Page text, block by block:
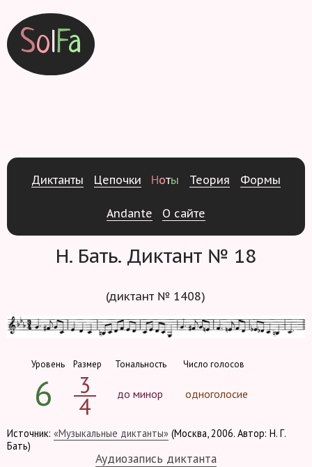
SolFa
Диктанты Цепочки Ноты Теория Формы
Andante О сайте
Н. Бать. Диктант № 18
(диктант № 1408)
Уровень
6
Размер
3
4
Тональность
до минор
Число голосов
одноголосие
Источник: «Музыкальные диктанты» (Москва, 2006. Автор: Н. Г.
Бать)
Аудиозапись диктанта